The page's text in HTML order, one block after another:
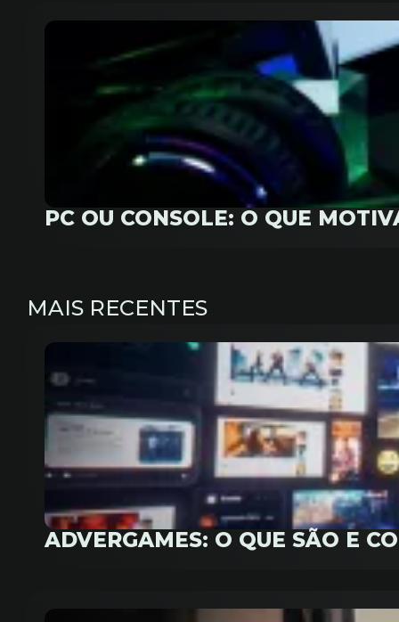
PC OU CONSOLE: O QUE
MAIS RECENTES
ADVERGAMES: O QUE SÃO E